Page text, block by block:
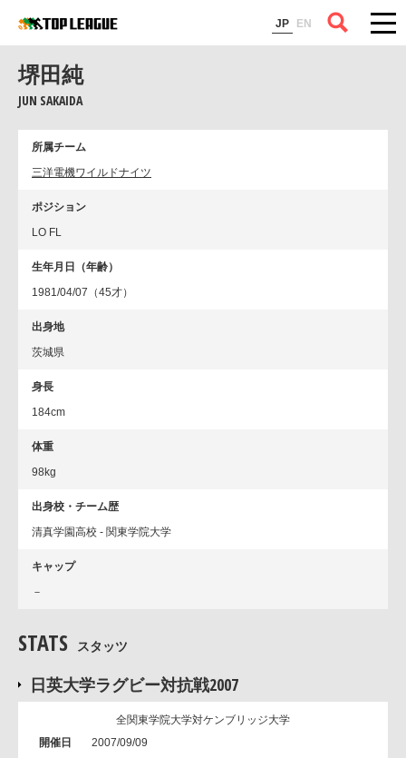
JP EN
コラム
堺田純
JUN SAKAIDA
所属チーム
三洋電機ワイルドナイツ
ポジション
LO FL
生年月日（年齢）
1981/04/07（45才）
出身地
茨城県
身長
184cm
体重
98kg
出身校・チーム歴
清真学園高校 - 関東学院大学
キャップ
－
STATS スタッツ
日英大学ラグビー対抗戦2007
全関東学院大学対ケンブリッジ大学
2007/09/09